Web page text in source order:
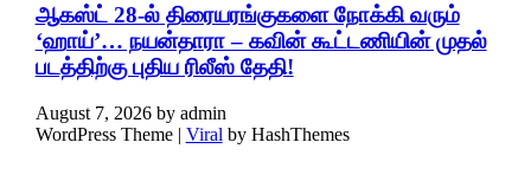
ஆகஸ்ட் 28-ல் திரையரங்குகளை நோக்கி வரும்
‘ஹாய்’… நயன்தாரா – கவின் கூட்டணியின் முதல்
படத்திற்கு புதிய ரிலீஸ் தேதி!
August 7, 2026by admin
WordPress Theme | Viral by HashThemes